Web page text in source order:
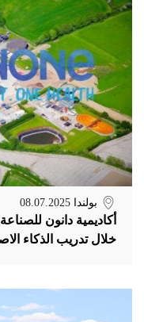
بولندا 08.07.2025
خلال تدريب الذكاء